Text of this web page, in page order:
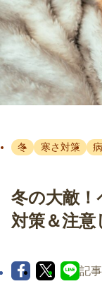
冬 寒さ対策
冬の大敵
対策＆注
記